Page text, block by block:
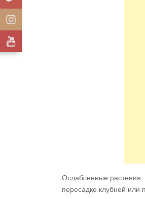
Ослабленные растения
пересадке клубней или